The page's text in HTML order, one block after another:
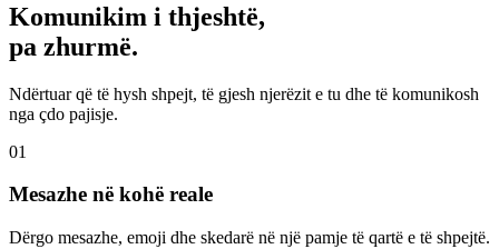
Komunikim i thjeshtë,
pa zhurmë.
Ndërtuar që të hysh shpejt, të gjesh njerëzit e tu dhe të komunikosh
nga çdo pajisje.
01
Mesazhe në kohë reale
Dërgo mesazhe, emoji dhe skedarë në një pamje të qartë e të shpejtë.